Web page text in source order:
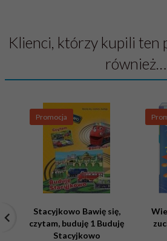
Klienci, którzy kupili ten
również…
Promocja
Stacyjkowo Bawię się,
czytam, buduję 1 Buduję
Stacyjkowo